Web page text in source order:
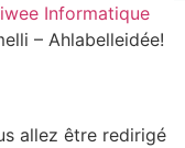
Informatique
– Ahlabelleidée!
allez être redirigé